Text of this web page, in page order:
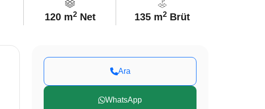
120 m2Net 135 m2 Brüt
Ara
WhatsApp